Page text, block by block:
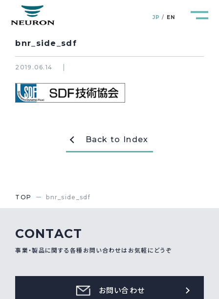
JP EN
管路防災研究所 Pipeline Resilience Lab.
Products&Service
新着情報 News&Topics
採用情報 Recruit
bnr_side_sdf
2019.06.14
Back to Index
TOP bnr_side_sdf
CONTACT
事業・製品に関する各種お問い合わせはお気軽にどうぞ
お問い合わせ